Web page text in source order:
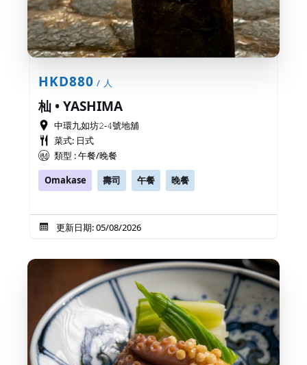
HKD880 / 人
杣 • YASHIMA
中環九如坊𝟸-𝟺號地舖
菜式: 日式
類型 : 午餐/晚餐
Omakase
壽司 午餐 晚餐
更新日期: 05/08/2026